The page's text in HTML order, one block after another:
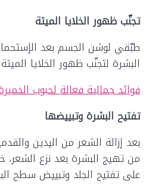
تجنّب ظهور الخلايا الميتة
طبّقي لوشن الجسم بعد
البشرة لتجنّب ظهور الخلايا
فوائد جمالية فعالة لحبوب
تفتيح البشرة وتبييضها
بعد إزالة الشعر من اليدين
من تهيج البشرة بعد نزع
على تفتيح الجلد وتبييض سطح